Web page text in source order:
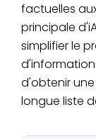
factuelles
principale
simplifier le
d'obtenir
longue liste